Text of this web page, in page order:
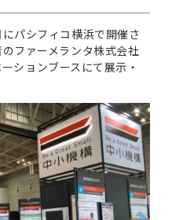
パシフィコ横浜で開催さ
ファーメランタ株式会社
ションブースにて展示・